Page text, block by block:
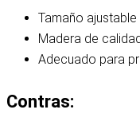
Tamaño
Madera de
Adecuado para
Contras: